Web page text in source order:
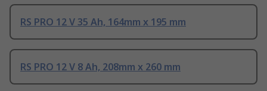
RS PRO 12 V 35 Ah, 164mm x 195 mm
RS PRO 12 V 8 Ah, 208mm x 260 mm